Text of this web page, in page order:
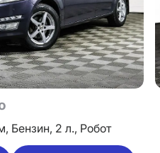
Бензин, 2 л., Робот